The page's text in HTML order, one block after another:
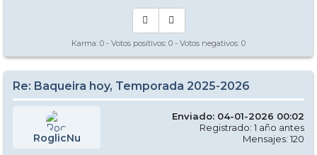
Karma: 0 - Votos positivos: 0 - Votos negativos: 0
Re: Baqueira hoy, Temporada 2025-2026
RoglicNu
Enviado: 04-01-2026 00:02
Registrado: 1 año antes
Mensajes: 120